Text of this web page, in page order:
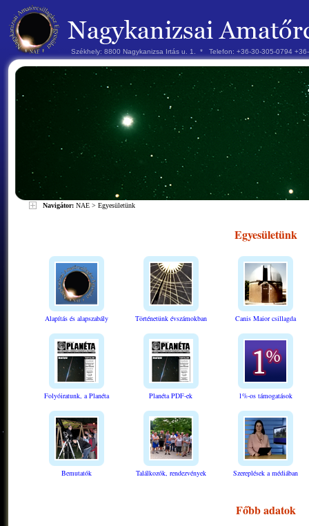
Székhely: 8800 Nagykanizsa Irtás u. 1. * Telefon: +36-30-305-0794
Navigátor: NAE > Egyesületünk
Egyesületünk
Alapítás és alapszabály Történetünk évszámokban Canis Maior csillagda
Folyóiratunk, a Planéta Planéta PDF-ek 1%-os támogatások
Bemutatók Találkozók, rendezvények Szereplések a médiában
Főbb adatok